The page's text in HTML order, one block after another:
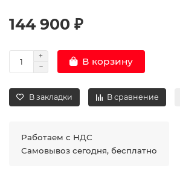
144 900 ₽
В корзину
В закладки В сравнение
Работаем с НДС
Самовывоз сегодня, бесплатно